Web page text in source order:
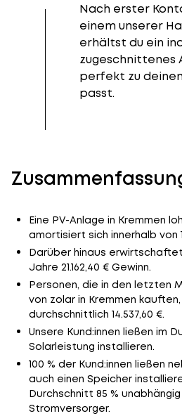
Nach erster
einem unserer
erhältst du ein
zugeschnittenes
perfekt zu
passt.
Eine PV-Anlage in Kremmen
amortisiert sich innerhalb von
Darüber hinaus
Jahre 21.162,40 € Gewinn.
Personen, die in den letzten
von zolar in Kremmen
durchschnittlich 14.537,60 €.
Unsere Kund:innen ließen im
Solarleistung installieren.
100 % der Kund:innen ließen
auch einen Speicher
Durchschnitt 85 %
Stromversorger.